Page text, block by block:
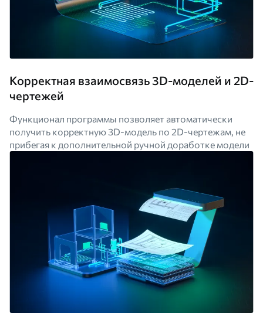
Корректная взаимосвязь 3D-моделей и 2D-
чертежей
Функционал программы позволяет автоматически
получить корректную 3D-модель по 2D-чертежам, не
прибегая к дополнительной ручной доработке модели